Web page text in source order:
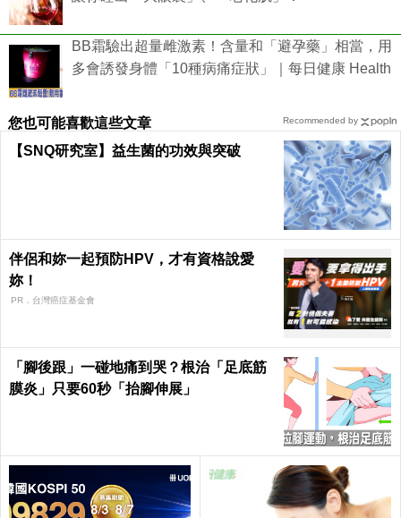
BB霜驗出超量雌激素！含量和「避孕藥」相當，用
多會誘發身體「10種病痛症狀」｜每日健康 Health
您也可能喜歡這些文章
【SNQ研究室】益生菌的功效與突破
伴侶和妳一起預防HPV，才有資格說愛
妳！
PR．台灣癌症基金會
「腳後跟」一碰地痛到哭？根治「足底筋
膜炎」只要60秒「抬腳伸展」
Recommended by